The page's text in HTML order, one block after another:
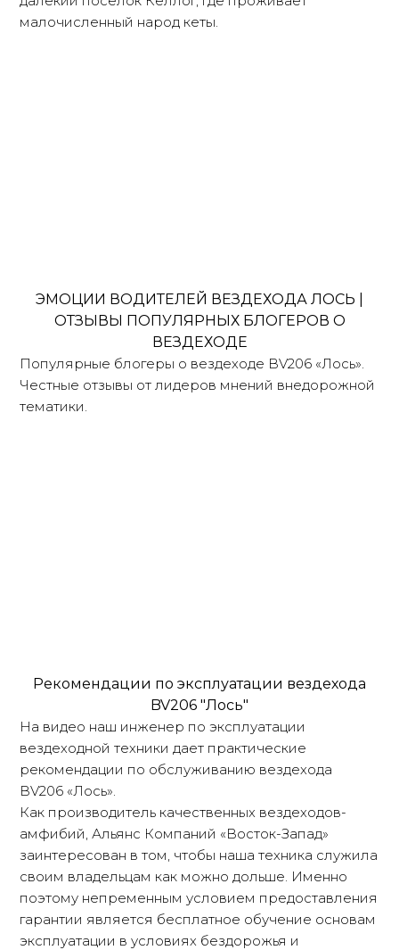
малочисленный народ кеты.
ЭМОЦИИ ВОДИТЕЛЕЙ ВЕЗДЕХОДА ЛОСЬ |
ОТЗЫВЫ ПОПУЛЯРНЫХ БЛОГЕРОВ О
ВЕЗДЕХОДЕ
Популярные блогеры о вездеходе BV206 «Лось».
Честные отзывы от лидеров мнений внедорожной
тематики.
Рекомендации по эксплуатации вездехода
BV206 "Лось"
На видео наш инженер по эксплуатации
вездеходной техники дает практические
рекомендации по обслуживанию вездехода
BV206 «Лось».
Как производитель качественных вездеходов-
амфибий, Альянс Компаний «Восток-Запад»
заинтересован в том, чтобы наша техника служила
своим владельцам как можно дольше. Именно
поэтому непременным условием предоставления
гарантии является бесплатное обучение основам
эксплуатации в условиях бездорожья и